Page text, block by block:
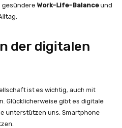
gesündere Work-Life-Balance und
der digitalen
ist es wichtig, auch mit
Glücklicherweise gibt es digitale
unterstützen uns, Smartphone